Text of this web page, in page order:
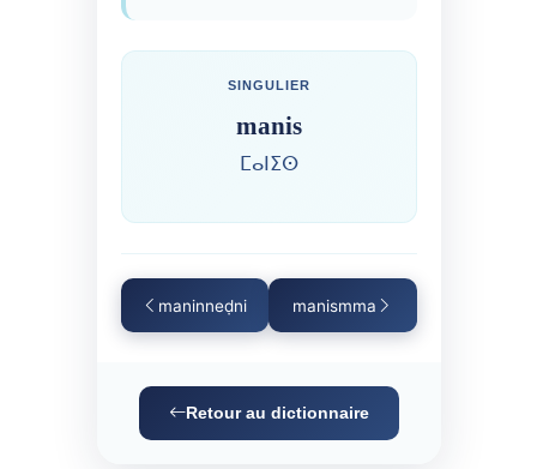
SINGULIER
manis
ⵎⴰⵏⵉⵙ
maninneḍni manismma
Retour au dictionnaire